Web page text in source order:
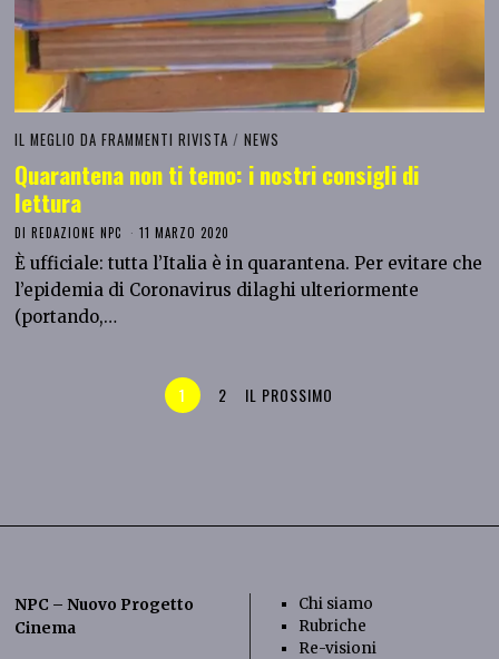
IL MEGLIO DA FRAMMENTI RIVISTA / NEWS
Quarantena non ti temo: i nostri consigli di
lettura
DIREDAZIONE NPC 11 MARZO 2020
È ufficiale: tutta l’Italia è in quarantena. Per evitare che
l’epidemia di Coronavirus dilaghi ulteriormente
(portando,…
1 2 IL PROSSIMO
NPC – Nuovo Progetto
Cinema
Chi siamo
Rubriche
Re-visioni